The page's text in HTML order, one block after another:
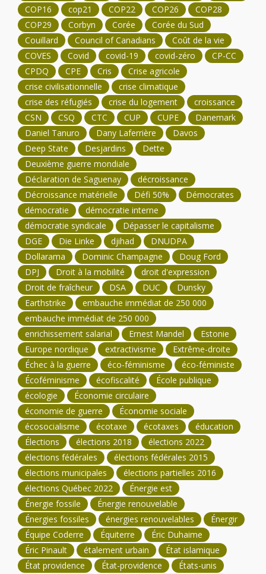
COP16
cop21 COP22 COP26
COP28
COP29
Corbyn Corée
Corée du Sud
Couillard
Council of Canadians
Coût de la vie
COVES
Covid covid-19 covid-zéro
CP-CC
CPDQ
CPE Cris
Crise agricole
crise civilisationnelle
crise climatique
crise des réfugiés
crise du logement
croissance
CSN
CSQ CTC CUP CUPE
Danemark
Daniel Tanuro
Dany Laferrière
Davos
Deep State
Desjardins
Dette
Deuxième guerre mondiale
Déclaration de Saguenay
décroissance
Décroissance matérielle
Défi 50%
Démocrates
démocratie
démocratie interne
démocratie syndicale
Dépasser le capitalisme
DGE
Die Linke djihad
DNUDPA
Dollarama
Dominic Champagne
Doug Ford
DPJ
Droit à la mobilité
droit d'expression
Droit de fraîcheur
DSA DUC
Dunsky
Earthstrike
embauche immédiat de 250 000
embauche immédiat de 250 000
enrichissement salarial
Ernest Mandel
Estonie
Europe nordique
extractivisme
Extrême-droite
Échec à la guerre
éco-féminisme
éco-féministe
Écoféminisme
écofiscalité
École publique
écologie
Économie circulaire
économie de guerre
Économie sociale
écosocialisme
écotaxe écotaxes
éducation
Élections
élections 2018
élections 2022
élections fédérales
élections fédérales 2015
élections municipales
élections partielles 2016
élections Québec 2022
Énergie est
Énergie fossile
Énergie renouvelable
Énergies fossiles
énergies renouvelables
Énergir
Équipe Coderre
Équiterre
Éric Duhaime
Éric Pinault
étalement urbain
État islamique
État providence
État-providence
États-unis